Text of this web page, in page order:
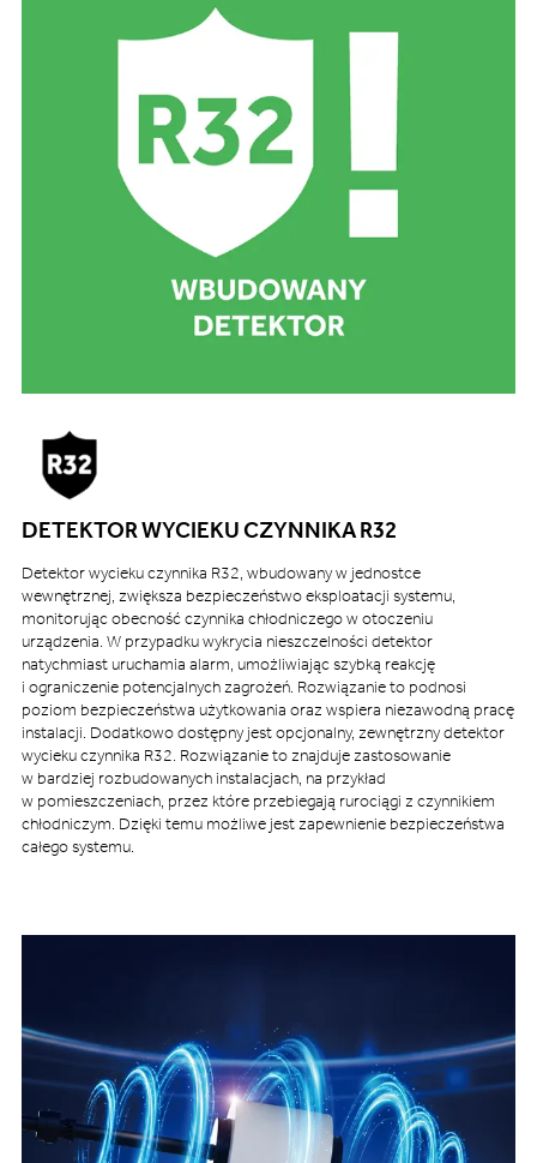
DETEKTOR WYCIEKU CZYNNIKA R32
Detektor wycieku czynnika R32, wbudowany w jednostce
wewnętrznej, zwiększa bezpieczeństwo eksploatacji systemu,
monitorując obecność czynnika chłodniczego w otoczeniu
urządzenia. W przypadku wykrycia nieszczelności detektor
natychmiast uruchamia alarm, umożliwiając szybką reakcję
i ograniczenie potencjalnych zagrożeń. Rozwiązanie to podnosi
poziom bezpieczeństwa użytkowania oraz wspiera niezawodną pracę
instalacji. Dodatkowo dostępny jest opcjonalny, zewnętrzny detektor
wycieku czynnika R32. Rozwiązanie to znajduje zastosowanie
w bardziej rozbudowanych instalacjach, na przykład
w pomieszczeniach, przez które przebiegają rurociągi z czynnikiem
chłodniczym. Dzięki temu możliwe jest zapewnienie bezpieczeństwa
całego systemu.